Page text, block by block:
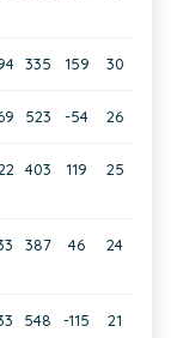
335 159 30
523 -54 26
403 119 25
387 46 24
548 -115 21